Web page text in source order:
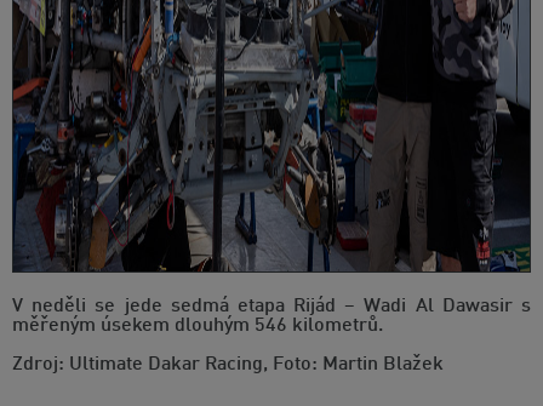
V neděli se jede sedmá etapa Rijád – Wadi Al Dawasir s
měřeným úsekem dlouhým 546 kilometrů.
Zdroj: Ultimate Dakar Racing, Foto: Martin Blažek